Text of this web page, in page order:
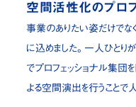
空間活性化のプロ
事業のありたい姿だけでな
に込めました。 一人ひとり
でプロフェッショナル集団を
よる空間演出を行うことで